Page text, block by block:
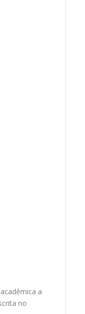
a
no